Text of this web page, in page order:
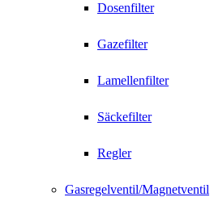
Dosenfilter
Gazefilter
Lamellenfilter
Säckefilter
Regler
Gasregelventil/Magnetventil